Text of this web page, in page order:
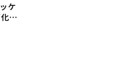
ケ
粧